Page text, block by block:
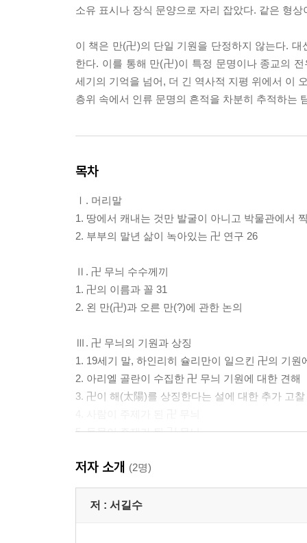
소유 표시나 장식 문양으로 자리 잡았다. 같은 형
이 책은 만(卍)의 단일 기원을 단정하지 않는다.
한다. 이를 통해 만(卍)이 특정 문명이나 종교의
세기의 기억을 넘어, 더 긴 역사적 지평 위에서 이
층위 속에서 인류 문명의 흔적을 차분히 추적하는
목차
Ⅰ. 머리말
1. 땅에서 캐내는 것만 발굴이 아니고 박물관에서
2. 부부의 말년 삶이 녹아있는 卍 연구 26
Ⅱ. 卍 무늬 수수께끼
1. 卍의 이름과 꼴 31
2. 왼 만(卍)과 오른 만(?)에 관한 논의
Ⅲ. 卍 무늬의 기원과 상징
1. 19세기 말, 하인리히 슐리만이 일으킨 卍의 기원
2. 아리엘 골란이 수집한 卍 무늬 기원에 대한 견해
3. 卍이 해(太陽)를 상징한다는 설에 대한 추가 고찰
5. 동물이 주제가 된 卍 무늬
7. 卍 무늬의 기원에 대한 마무리
Ⅳ. 흑해(黑海) · 도나우강 유역에 나타난 선사시대
저자 소개 (2명)
저 : 서길수